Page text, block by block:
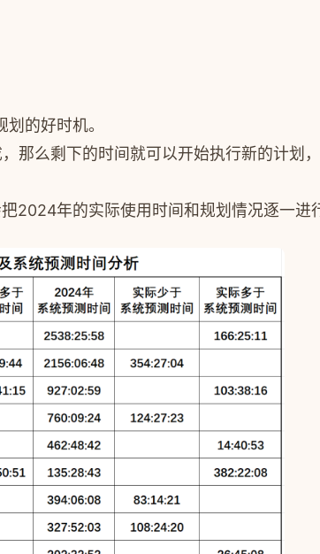
的好时机。
那么剩下的时间就可以开始执行新的计划
2024年的实际使用时间和规划情况逐一进